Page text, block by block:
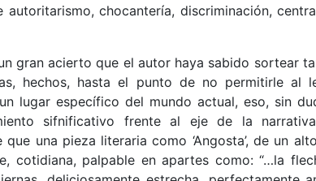
autoritarismo, chocantería, discriminación,
gran acierto que el autor haya sabido sortear
hechos, hasta el punto de no permitirle al
lugar específico del mundo actual, eso, sin
sifnificativo frente al eje de la
que una pieza literaria como ‘Angosta’, de un
cotidiana, palpable en apartes como: “…la